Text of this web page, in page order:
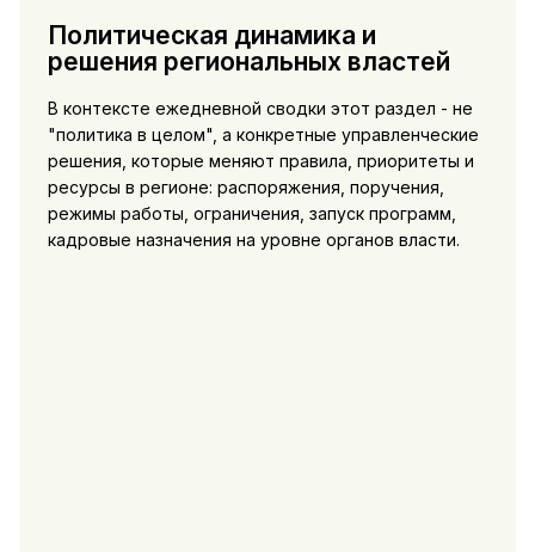
Политическая динамика и
решения региональных властей
В контексте ежедневной сводки этот раздел - не
"политика в целом", а конкретные управленческие
решения, которые меняют правила, приоритеты и
ресурсы в регионе: распоряжения, поручения,
режимы работы, ограничения, запуск программ,
кадровые назначения на уровне органов власти.